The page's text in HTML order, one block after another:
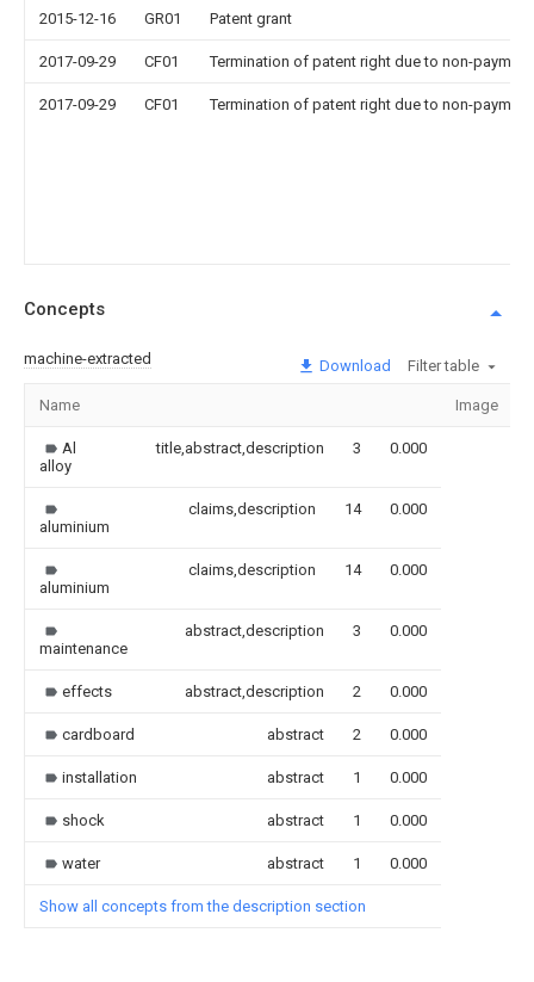
2015-12-16 GR01 Patent grant
2017-09-29 CF01 Termination of patent right due to non-
2017-09-29 CF01 Termination of patent right due to non-
Concepts
machine-extracted Download Filter table
Name Image
Al
alloy
title,abstract,description 3 0.000
aluminium
claims,description 14 0.000
aluminium
claims,description 14 0.000
maintenance
abstract,description 3 0.000
effects abstract,description 2 0.000
cardboard abstract 2 0.000
installation abstract 1 0.000
shock abstract 1 0.000
water abstract 1 0.000
Show all concepts from the description section